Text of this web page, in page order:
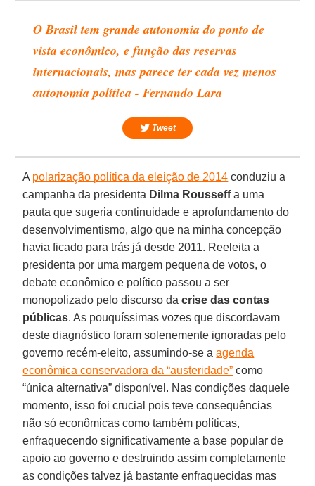
O Brasil tem grande autonomia do ponto de
vista econômico, e função das reservas
internacionais, mas parece ter cada vez menos
autonomia política - Fernando Lara
Tweet
A polarização política da eleição de 2014 conduziu a
campanha da presidenta Dilma Rousseffa uma
pauta que sugeria continuidade e aprofundamento do
desenvolvimentismo, algo que na minha concepção
havia ficado para trás já desde 2011. Reeleita a
presidenta por uma margem pequena de votos, o
debate econômico e político passou a ser
monopolizado pelo discurso dacrise das contas
públicas. As pouquíssimas vozes que discordavam
deste diagnóstico foram solenemente ignoradas pelo
governo recém-eleito, assumindo-se aagenda
econômica conservadora da “austeridade” como
“única alternativa” disponível. Nas condições daquele
momento, isso foi crucial pois teve consequências
não só econômicas como também políticas,
enfraquecendo significativamente a base popular de
apoio ao governo e destruindo assim completamente
as condições talvez já bastante enfraquecidas mas